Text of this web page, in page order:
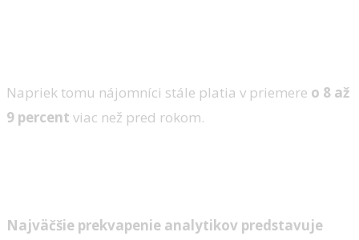
Napriek tomu nájomníci stále platia v priemere o 8 až
9 percent viac než pred rokom.
Najväčšie prekvapenie analytikov predstavuje